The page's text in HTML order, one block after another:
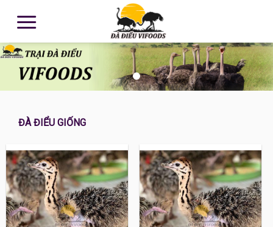
ĐÀ ĐIỂU GIỐNG